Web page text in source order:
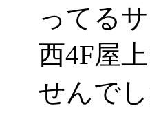
ってる
西4F屋
せんで